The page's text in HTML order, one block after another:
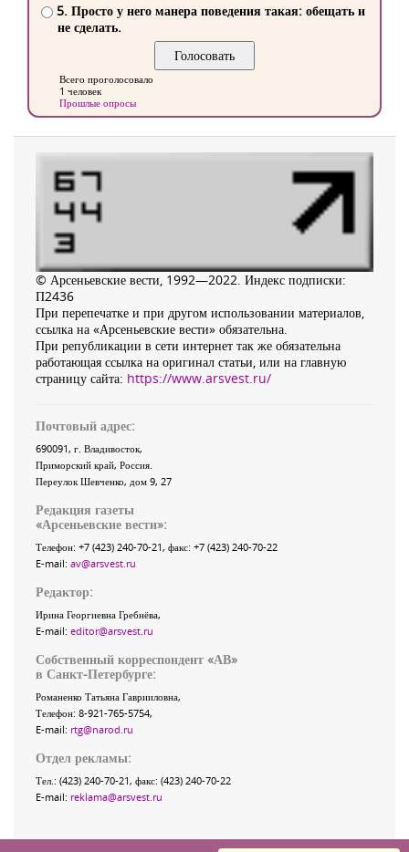
5. Просто у него манера поведения такая: обещать и
не сделать.
Всего проголосовало
1 человек
Прошлые опросы
© Арсеньевские вести, 1992—2022. Индекс подписки:
П2436
При перепечатке и при другом использовании материалов,
ссылка на «Арсеньевские вести» обязательна.
При републикации в сети интернет так же обязательна
работающая ссылка на оригинал статьи, или на главную
страницу сайта: https://www.arsvest.ru/
Почтовый адрес:
690091, г. Владивосток,
Приморский край, Россия
Переулок Шевченко, дом 9, 27
Редакция газеты
«Арсеньевские вести»:
Телефон: +7 (423) 240-70-21, факс: +7 (423) 240-70-22
E-mail: av@arsvest.ru
Редактор:
Ирина Георгиевна Гребнёва,
E-mail: editor@arsvest.ru
Собственный корреспондент «АВ»
в Санкт-Петербурге:
Романенко Татьяна Гаврииловна,
Телефон: 8-921-765-5754,
E-mail: rtg@narod.ru
Отдел рекламы:
Тел.: (423) 240-70-21, факс: (423) 240-70-22
E-mail: reklama@arsvest.ru